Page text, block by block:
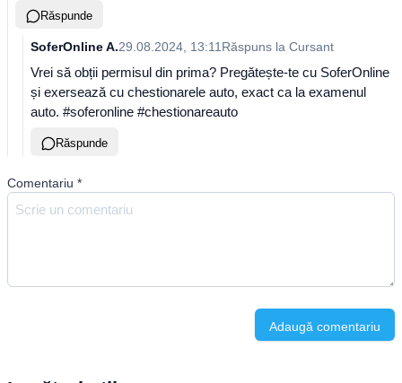
Răspunde
SoferOnline A.29.08.2024, 13:11 Răspuns la Cursant
Vrei să obții permisul din prima? Pregătește-te cu SoferOnline
și exersează cu chestionarele auto, exact ca la examenul
auto. #soferonline #chestionareauto
Răspunde
Comentariu *
Adaugă comentariu